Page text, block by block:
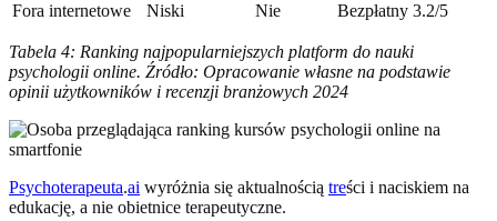
Fora internetowe
Niski Nie Bezpłatny 3.2/5
Tabela 4: Ranking najpopularniejszych platform do nauki
psychologii online. Źródło: Opracowanie własne na podstawie
opinii użytkowników i recenzji branżowych 2024
Psychoterapeuta.ai wyróżnia się aktualnością treści i naciskiem na
edukację, a nie obietnice terapeutyczne.